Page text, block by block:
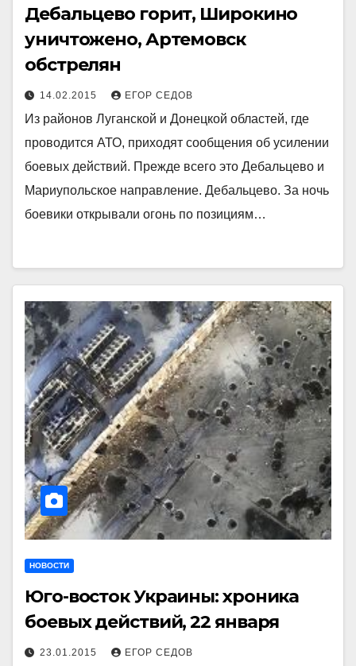
Дебальцево горит, Широкино
уничтожено, Артемовск
обстрелян
14.02.2015 ЕГОР СЕДОВ
Из районов Луганской и Донецкой областей, где
проводится АТО, приходят сообщения об усилении
боевых действий. Прежде всего это Дебальцево и
Мариупольское направление. Дебальцево. За ночь
боевики открывали огонь по позициям…
НОВОСТИ
Юго-восток Украины: хроника
боевых действий, 22 января
23.01.2015 ЕГОР СЕДОВ